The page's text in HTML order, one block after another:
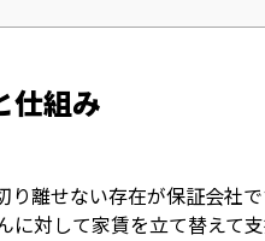
仕組み
り離せない存在が保証会社
に対して家賃を立て替えて